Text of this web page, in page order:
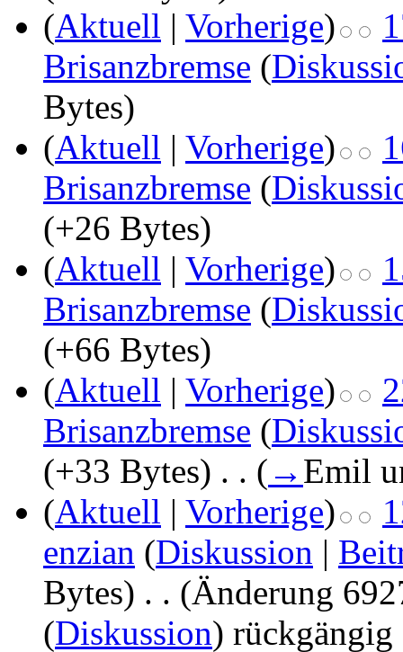
(Aktuell | Vorherige)
Brisanzbremse (
Bytes)
(Aktuell | Vorherige)
Brisanzbremse (
(+26 Bytes)
(Aktuell | Vorherige)
Brisanzbremse (
(+66 Bytes)
(Aktuell | Vorherige)
Brisanzbremse (
(+33 Bytes) . . ( → Emil
(Aktuell | Vorherige)
enzian (Diskussion |
Bytes) . . (Änderung
(Diskussion) rückgängig